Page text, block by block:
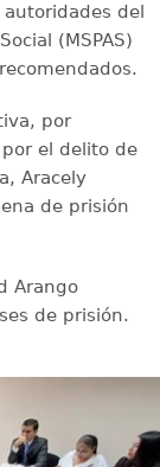
del
(MSPAS)
por
el delito de
Aracely
de prisión
Arango
de prisión.